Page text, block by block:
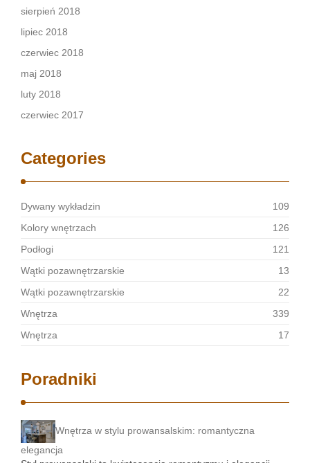
sierpień 2018
lipiec 2018
czerwiec 2018
maj 2018
luty 2018
czerwiec 2017
Categories
Dywany wykładzin
109
Kolory wnętrzach
126
Podłogi
121
Wątki pozawnętrzarskie
13
Wątki pozawnętrzarskie
22
Wnętrza
339
Wnętrza
17
Poradniki
Wnętrza w stylu prowansalskim: romantyczna
elegancja